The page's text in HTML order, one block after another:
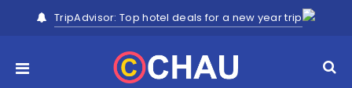
TripAdvisor: Top hotel deals for a new year trip